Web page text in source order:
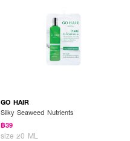
GO HAIR
Silky Seaweed Nutrients
฿39
size 20 ML